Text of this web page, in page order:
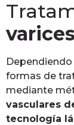
formas de
mediante
vasculares
tecnología